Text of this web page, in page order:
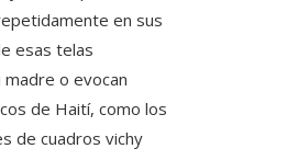
en sus
esas telas
o evocan
de Haití, como los
de cuadros vichy